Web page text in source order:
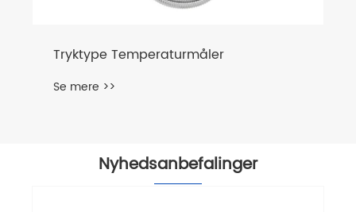
Tryktype Temperaturmåler
Se mere >>
Nyhedsanbefalinger